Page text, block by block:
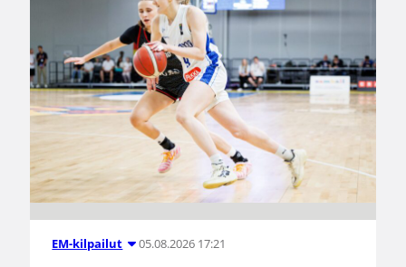
EM-kilpailut 05.08.2026 17:21